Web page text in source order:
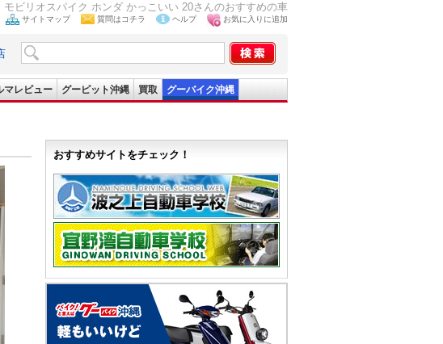
モビリオスパイク ホンダ かっこいい 20さんのおすすめの車
サイトマップ 質問はコチラ ヘルプ お気に入りに追加
マレビュー グーピット沖縄 買取 グーバイク沖縄
おすすめサイトをチェック！